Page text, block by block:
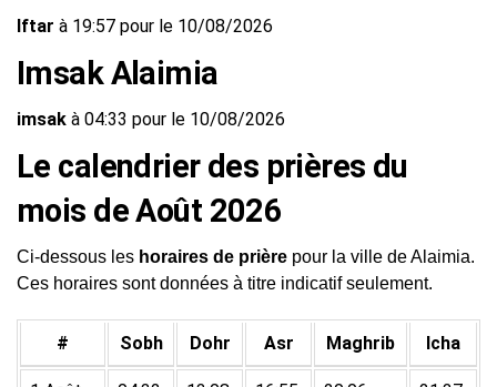
Iftar à 19:57 pour le 10/08/2026
Imsak Alaimia
imsak à 04:33 pour le 10/08/2026
Le calendrier des prières du
mois de Août 2026
Ci-dessous les horaires de prière pour la ville de Alaimia.
Ces horaires sont données à titre indicatif seulement.
# Sobh Dohr Asr Maghrib Icha